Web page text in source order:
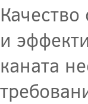
и
каната